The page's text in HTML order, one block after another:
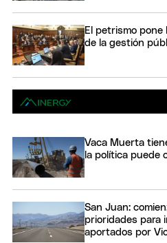
El petrismo pone
de la gestión
Vaca Muerta
la política puede
San Juan:
prioridades para
aportados por